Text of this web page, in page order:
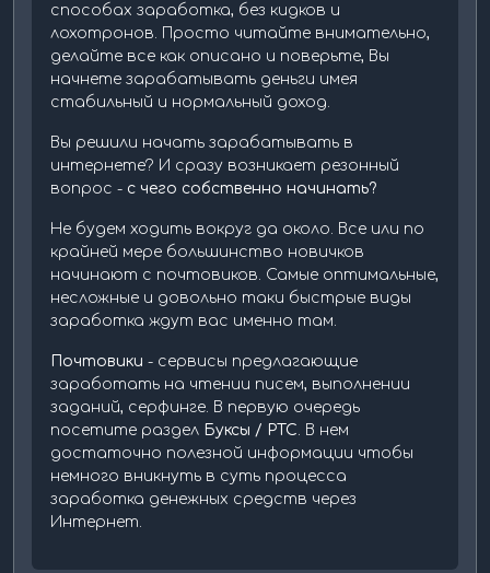
способах заработка, без кидков и
лохотронов. Просто читайте внимательно,
делайте все как описано и поверьте, Вы
начнете зарабатывать деньги имея
стабильный и нормальный доход.
Вы решили начать зарабатывать в
интернете? И сразу возникает резонный
вопрос - с чего собственно начинать?
Не будем ходить вокруг да около. Все или по
крайней мере большинство новичков
начинают с почтовиков. Самые оптимальные,
несложные и довольно таки быстрые виды
заработка ждут вас именно там.
Почтовики - сервисы предлагающие
заработать на чтении писем, выполнении
заданий, серфинге. В первую очередь
посетите раздел Буксы / PTC . В нем
достаточно полезной информации чтобы
немного вникнуть в суть процесса
заработка денежных средств через
Интернет.